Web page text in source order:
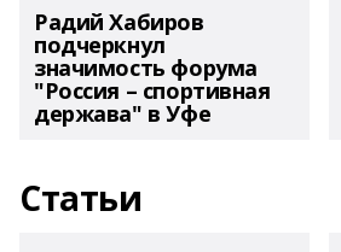
Радий Хабиров
подчеркнул
значимость форума
"Россия – спортивная
держава" в Уфе
Статьи